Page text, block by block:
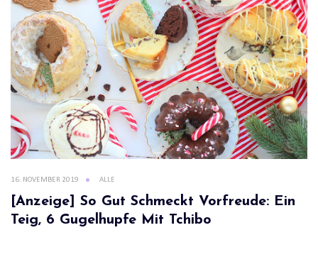
16. NOVEMBER 2019 ALLE
[Anzeige] So Gut Schmeckt Vorfreude: Ein
Teig, 6 Gugelhupfe Mit Tchibo